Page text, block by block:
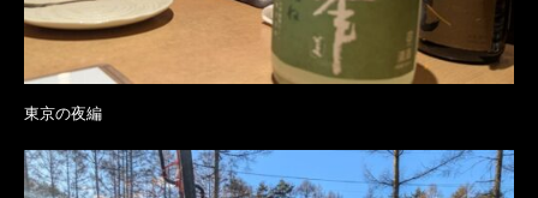
東京の夜編